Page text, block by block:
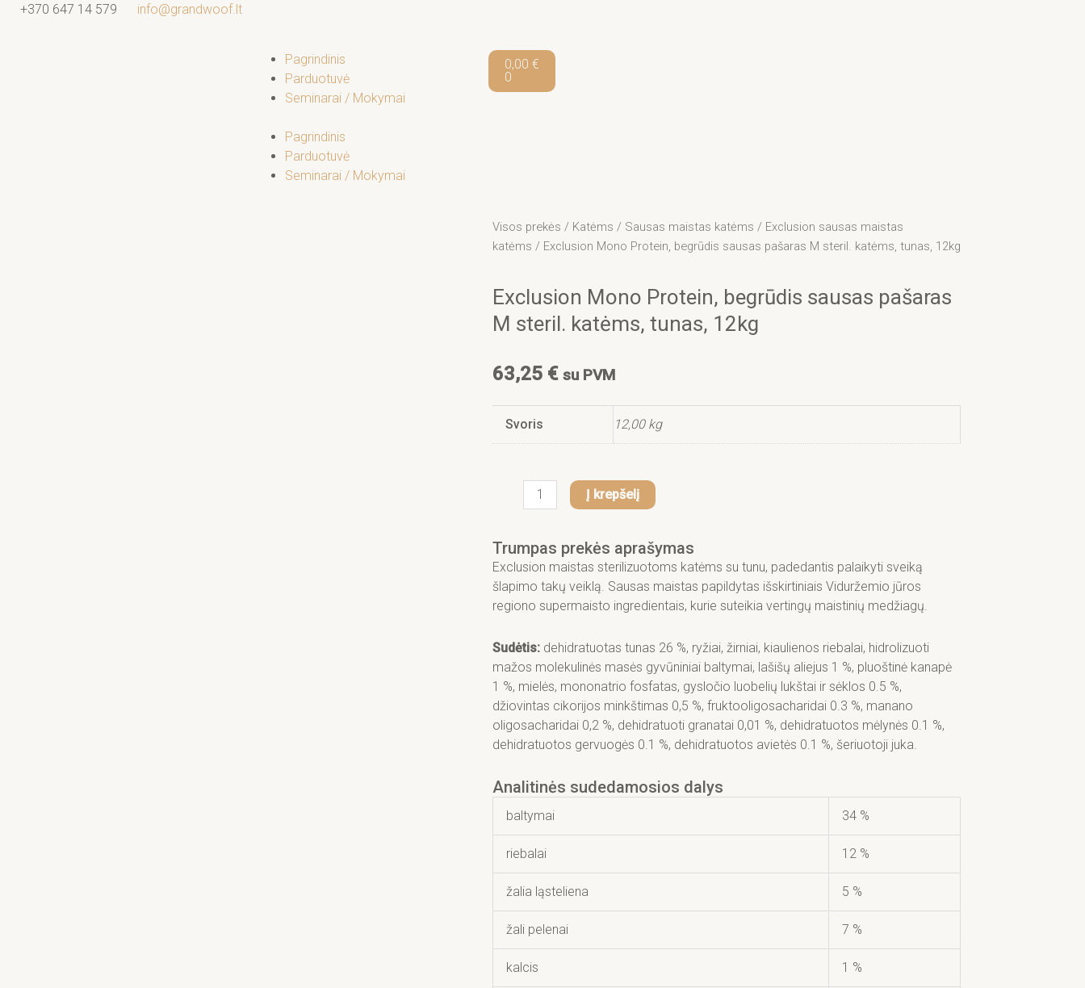
Pereiti+370 647 14 579 info@grandwoof.lt
a
c
o
o
k
-
f
n
s
g
r
a
m
Pagrindinis
Parduotuvė
Seminarai / Mokymai
Pagrindinis
Parduotuvė
Seminarai / Mokymai
0,00 €
0
Cart
Visos prekės / Katėms / Sausas maistas katėms / Exclusion sausas maistas
katėms / Exclusion Mono Protein, begrūdis sausas pašaras M steril. katėms, tunas, 12kg
Exclusion Mono Protein, begrūdis sausas pašaras
M steril. katėms, tunas, 12kg
63,25 € su PVM
Svoris 12,00 kg
produkto
kiekis:
Mono
Protein,
begrūdis
sausas
M
steril.
katėms,
tunas,
12kg
Į krepšelį
Trumpas prekės aprašymas
Exclusion maistas sterilizuotoms katėms su tunu, padedantis palaikyti sveiką
šlapimo takų veiklą. Sausas maistas papildytas išskirtiniais Viduržemio jūros
regiono supermaisto ingredientais, kurie suteikia vertingų maistinių medžiagų.
Sudėtis: dehidratuotas tunas 26 %, ryžiai, žirniai, kiaulienos riebalai, hidrolizuoti
mažos molekulinės masės gyvūniniai baltymai, lašišų aliejus 1 %, pluoštinė kanapė
1 %, mielės, mononatrio fosfatas, gysločio luobelių lukštai ir sėklos 0.5 %,
džiovintas cikorijos minkštimas 0,5 %, fruktooligosacharidai 0.3 %, manano
oligosacharidai 0,2 %, dehidratuoti granatai 0,01 %, dehidratuotos mėlynės 0.1 %,
dehidratuotos gervuogės 0.1 %, dehidratuotos avietės 0.1 %, šeriuotoji juka.
Analitinės sudedamosios dalys
baltymai 34 %
riebalai 12 %
žalia ląsteliena 5 %
žali pelenai 7 %
kalcis 1 %